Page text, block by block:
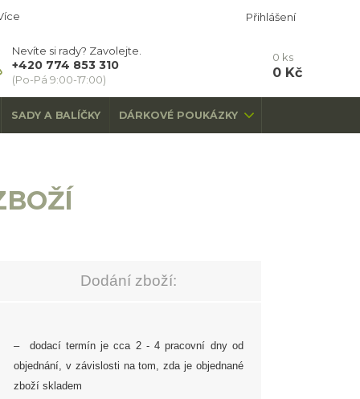
Přihlášení
Nevíte si rady? Zavolejte.
+420 774 853 310
(Po-Pá 9:00-17:00)
0 ks
0 Kč
SADY A BALÍČKY DÁRKOVÉ POUKÁZKY
Dodání zboží:
– dodací termín je cca 2 - 4 pracovní dny od
objednání, v závislosti na tom, zda je objednané
zboží skladem